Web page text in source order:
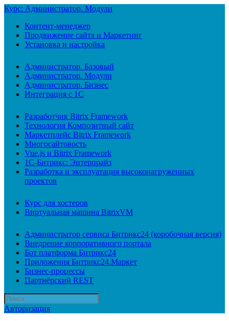
Курс: Администратор. Модули
Контент-менеджер
Продвижение сайта и Маркетинг
Установка и настройка
Администратор. Базовый
Администратор. Модули
Администратор. Бизнес
Интеграция с 1С
Разработчик Bitrix Framework
Технология Композитный сайт
Маркетплейс Bitrix Framework
Многосайтовость
Vue.js и Bitrix Framework
1С-Битрикс: Энтерпрайз
Разработка и эксплуатация высоконагруженных
проектов
Курс для хостеров
Виртуальная машина BitrixVM
Администратор сервиса Битрикс24 (коробочная версия)
Внедрение корпоративного портала
Бот платформа Битрикс24
Приложения Битрикс24.Маркет
Бизнес-процессы
Партнёрский REST
Авторизация